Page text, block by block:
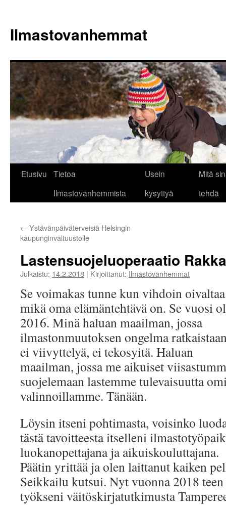
Ilmastovanhemmat
Etusivu
Tietoa
Ilmastovanhemmista
Usein
kysyttyä
Mitä
tehdä
← Ystävänpäiväterveisiä Helsingin
kaupunginvaltuustolle
Lastensuojeluoperaatio
Julkaistu: 14.2.2018 | Kirjoittanut: Ilmastovanhemmat
Se voimakas tunne kun vihdoin oivaltaa
mikä oma elämäntehtävä on. Se vuosi
2016. Minä haluan maailman, jossa
ilmastonmuutoksen ongelma
ei viivyttelyä, ei tekosyitä. Haluan
maailman, jossa me aikuiset
suojelemaan lastemme tulevaisuutta
valinnoillamme. Tänään.
Löysin itseni pohtimasta, voisinko
tästä tavoitteesta itselleni
luokanopettajana ja aikuiskouluttajana.
Päätin yrittää ja olen laittanut kaiken
Seikkailu kutsui. Nyt vuonna 2018 teen
työkseni väitöskirjatutkimusta